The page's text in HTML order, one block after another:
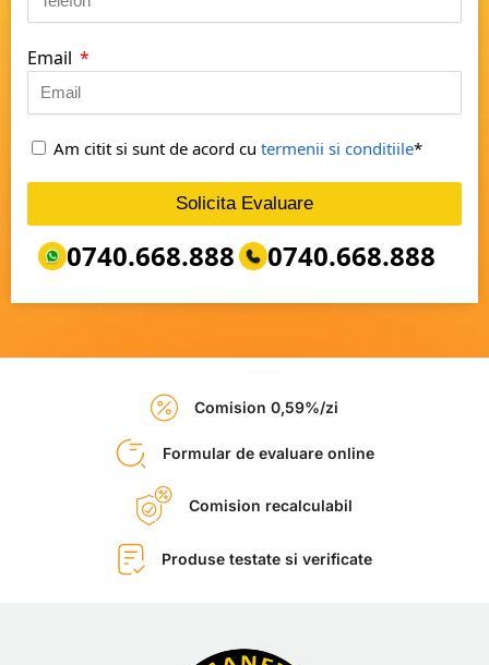
Email
Am citit si sunt de acord cu termenii si conditiile*
Solicita Evaluare
0740.668.888 0740.668.888
Comision 0,59%/zi
Formular de evaluare online
Comision recalculabil
Produse testate si verificate